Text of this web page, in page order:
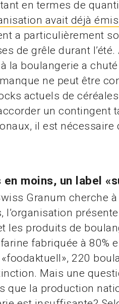
en termes de
avait déjà
a particulièrement
de grêle durant
la boulangerie a
ne peut être
actuels de
un contingent
il est nécessaire
moins, un label
Granum cherche
l’organisation
les produits de
fabriquée à 80%
220
Mais une
que la production